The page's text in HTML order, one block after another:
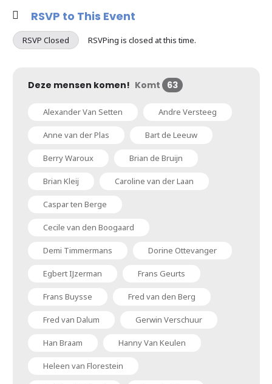
RSVP to This Event
RSVP Closed RSVPing is closed at this time.
Deze mensen komen! Komt 63
Alexander Van Setten Andre Versteeg
Anne van der Plas Bart de Leeuw
Berry Waroux Brian de Bruijn
Brian Kleij Caroline van der Laan
Caspar ten Berge
Cecile van den Boogaard
Demi Timmermans Dorine Ottevanger
Egbert IJzerman Frans Geurts
Frans Buysse Fred van den Berg
Fred van Dalum Gerwin Verschuur
Han Braam Hanny Van Keulen
Heleen van Florestein